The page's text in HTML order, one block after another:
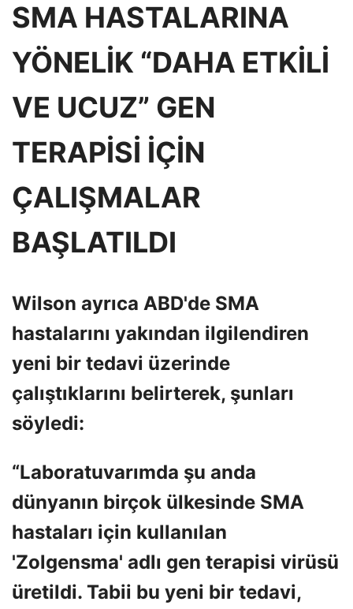
SMA HASTALARINA
YÖNELİK “DAHA ETKİLİ
VE UCUZ” GEN
TERAPİSİ İÇİN
ÇALIŞMALAR
BAŞLATILDI
Wilson ayrıca ABD'de SMA
hastalarını yakından ilgilendiren
yeni bir tedavi üzerinde
çalıştıklarını belirterek, şunları
söyledi:
“Laboratuvarımda şu anda
dünyanın birçok ülkesinde SMA
hastaları için kullanılan
'Zolgensma' adlı gen terapisi virüsü
üretildi. Tabii bu yeni bir tedavi,